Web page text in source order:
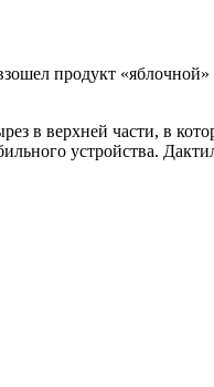
продукт
в верхней части, в
устройства.